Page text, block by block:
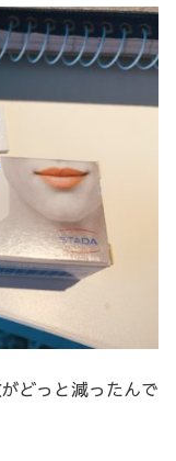
どっと減ったんで